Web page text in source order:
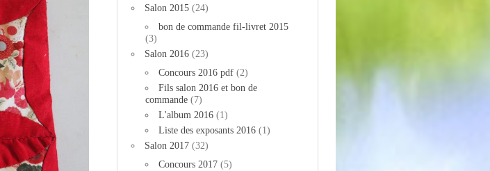
Salon 2015 (24)
bon de commande fil-livret 2015
(3)
Salon 2016 (23)
Concours 2016 pdf (2)
Fils salon 2016 et bon de
commande (7)
L'album 2016 (1)
Liste des exposants 2016 (1)
Salon 2017 (32)
Concours 2017 (5)